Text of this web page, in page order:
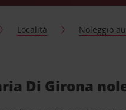
Località Noleggio
Di Girona